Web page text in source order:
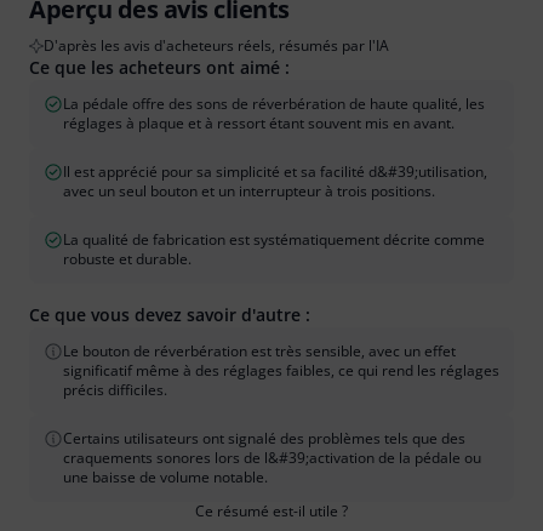
Aperçu des avis clients
D'après les avis d'acheteurs réels, résumés par l'IA
Ce que les acheteurs ont aimé :
La pédale offre des sons de réverbération de haute qualité, les
réglages à plaque et à ressort étant souvent mis en avant.
Il est apprécié pour sa simplicité et sa facilité d&#39;utilisation,
avec un seul bouton et un interrupteur à trois positions.
La qualité de fabrication est systématiquement décrite comme
robuste et durable.
Ce que vous devez savoir d'autre :
Le bouton de réverbération est très sensible, avec un effet
significatif même à des réglages faibles, ce qui rend les réglages
précis difficiles.
Certains utilisateurs ont signalé des problèmes tels que des
craquements sonores lors de l&#39;activation de la pédale ou
une baisse de volume notable.
Ce résumé est-il utile ?